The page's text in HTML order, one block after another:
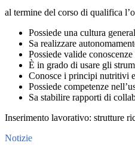
al termine del corso di qualifica
Possiede una cultura
Sa realizzare
Possiede valide
È in grado di usare gli
Conosce i principi nutritivi
Possiede competenze
Sa stabilire rapporti di
Inserimento lavorativo: strutture
Notizie